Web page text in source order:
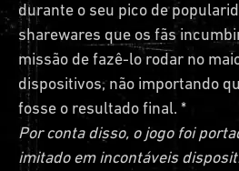
durante o seu pico de
sharewares que os fãs
missão de fazê-lo rodar no
dispositivos, não importando
fosse o resultado final. *
Por conta disso, o jogo foi
imitado em incontáveis